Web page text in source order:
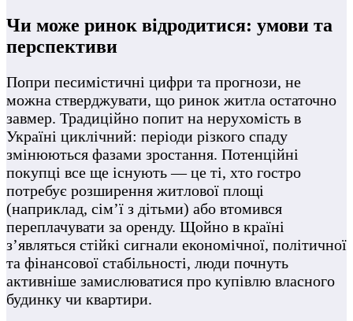
Чи може ринок відродитися: умови та
перспективи
Попри песимістичні цифри та прогнози, не
можна стверджувати, що ринок житла остаточно
завмер. Традиційно попит на нерухомість в
Україні циклічний: періоди різкого спаду
змінюються фазами зростання. Потенційні
покупці все ще існують — це ті, хто гостро
потребує розширення житлової площі
(наприклад, сім’ї з дітьми) або втомився
переплачувати за оренду. Щойно в країні
з’являться стійкі сигнали економічної, політичної
та фінансової стабільності, люди почнуть
активніше замислюватися про купівлю власного
будинку чи квартири.